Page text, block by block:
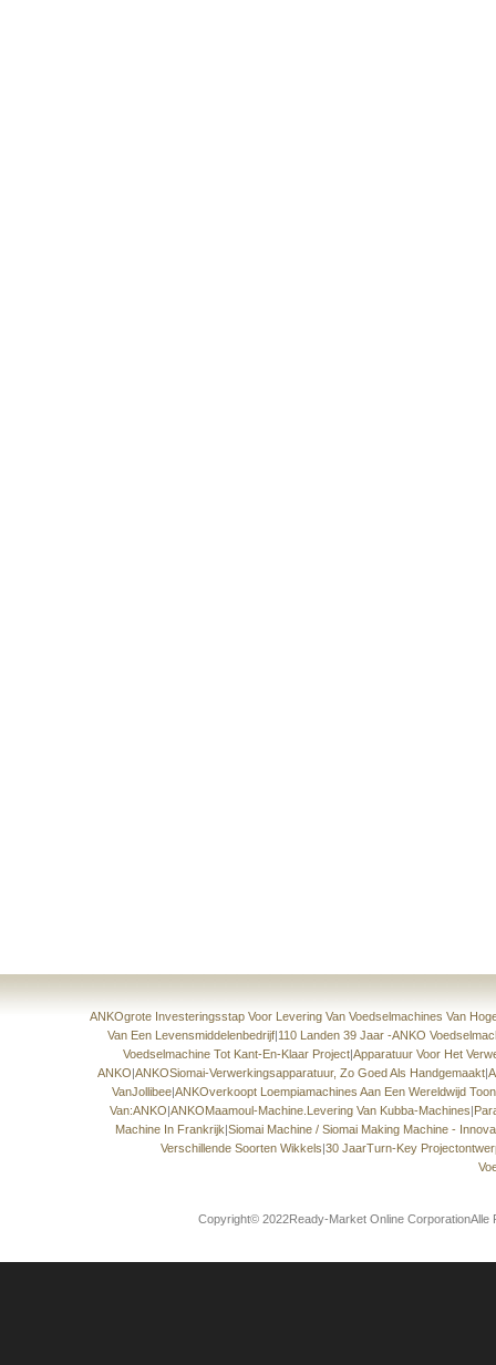
ANKOgrote Investeringsstap Voor Levering Van Voedselmachines Van
Van Een Levensmiddelenbedrijf|110 Landen 39 Jaar -ANKO
Voedselmachine Tot Kant-En-Klaar Project|Apparatuur Voor Het
ANKO|ANKOSiomai-Verwerkingsapparatuur, Zo Goed Als Handgemaakt|
VanJollibee|ANKOverkoopt Loempiamachines Aan Een Wereldwijd
Van:ANKO|ANKOMaamoul-Machine.Levering Van Kubba-Machines|
Machine In Frankrijk|Siomai Machine / Siomai Making Machine -
Verschillende Soorten Wikkels|30 JaarTurn-Key
Copyright© 2022Ready-Market Online CorporationAlle